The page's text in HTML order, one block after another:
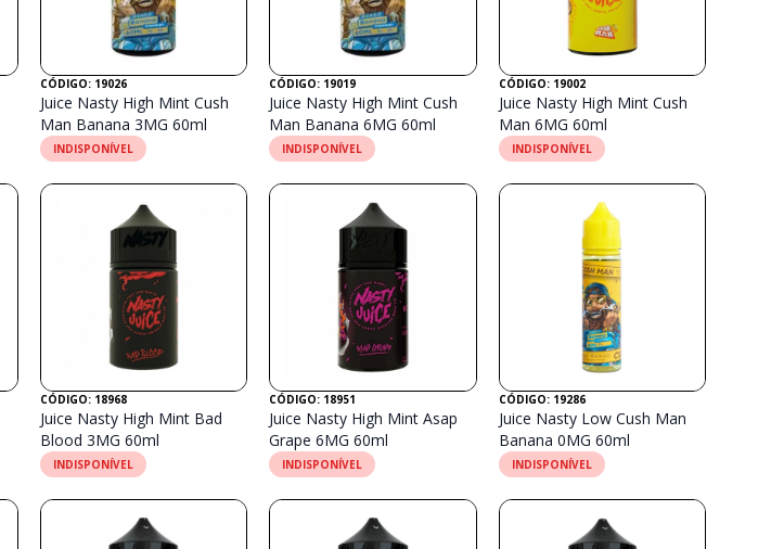
CÓDIGO: 19026
Juice Nasty High Mint Cush
Man Banana 3MG 60ml
INDISPONÍVEL
CÓDIGO: 19019
Juice Nasty High Mint Cush
Man Banana 6MG 60ml
INDISPONÍVEL
CÓDIGO: 19002
Juice Nasty High Mint Cush
Man 6MG 60ml
INDISPONÍVEL
CÓDIGO: 18968
Juice Nasty High Mint Bad
Blood 3MG 60ml
INDISPONÍVEL
CÓDIGO: 18951
Juice Nasty High Mint Asap
Grape 6MG 60ml
INDISPONÍVEL
CÓDIGO: 19286
Juice Nasty Low Cush Man
Banana 0MG 60ml
INDISPONÍVEL